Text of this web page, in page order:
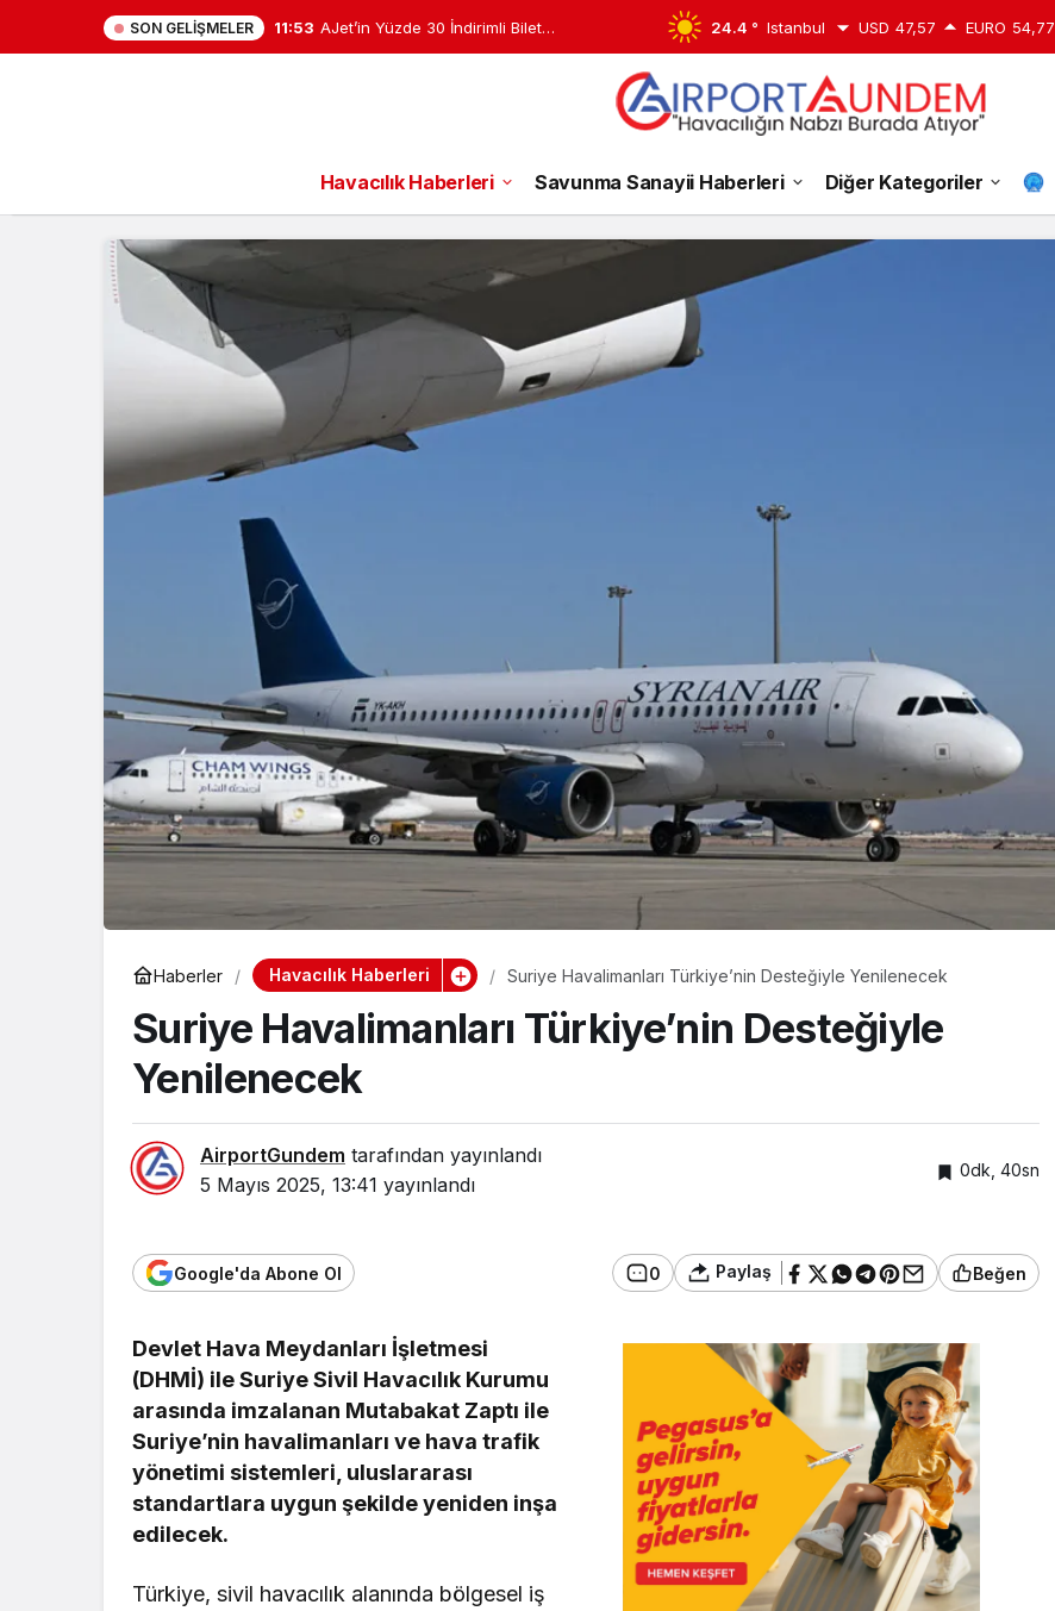
SON GELIŞMELER 11:53 AJet’in Yüzde 30 İndirimli Bilet 24.4 ° Istanbul USD 47,57 EURO 54,77
Havacılık Haberleri Savunma Sanayii Haberleri Diğer Kategoriler
Haberler Havacılık Haberleri Suriye Havalimanları Türkiye’nin Desteğiyle Yenilenecek
Suriye Havalimanları Türkiye’nin Desteğiyle
Yenilenecek
AirportGundem tarafından yayınlandı
5 Mayıs 2025, 13:41 yayınlandı
0dk, 40sn
Google'da Abone Ol 0 Paylaş Beğen
Devlet Hava Meydanları İşletmesi
(DHMİ) ile Suriye Sivil Havacılık Kurumu
arasında imzalanan Mutabakat Zaptı ile
Suriye’nin havalimanları ve hava trafik
yönetimi sistemleri, uluslararası
standartlara uygun şekilde yeniden inşa
edilecek.
Türkiye, sivil havacılık alanında bölgesel iş